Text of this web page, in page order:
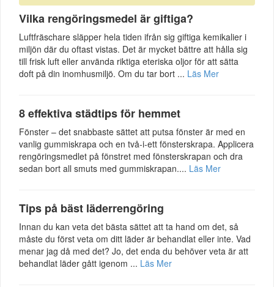
Vilka rengöringsmedel är giftiga?
Luftfräschare släpper hela tiden ifrån sig giftiga kemikalier i
miljön där du oftast vistas. Det är mycket bättre att hålla sig
till frisk luft eller använda riktiga eteriska oljor för att sätta
doft på din inomhusmiljö. Om du tar bort ... Läs Mer
8 effektiva städtips för hemmet
Fönster – det snabbaste sättet att putsa fönster är med en
vanlig gummiskrapa och en två-i-ett fönsterskrapa. Applicera
rengöringsmedlet på fönstret med fönsterskrapan och dra
sedan bort all smuts med gummiskrapan.... Läs Mer
Tips på bäst läderrengöring
Innan du kan veta det bästa sättet att ta hand om det, så
måste du först veta om ditt läder är behandlat eller inte. Vad
menar jag då med det? Jo, det enda du behöver veta är att
behandlat läder gått igenom ... Läs Mer